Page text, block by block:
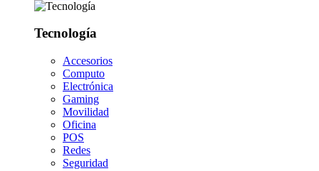
Tecnología
Accesorios
Computo
Electrónica
Gaming
Movilidad
Oficina
POS
Redes
Seguridad